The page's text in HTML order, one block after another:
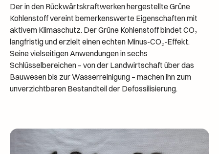
Der in den Rückwärtskraftwerken hergestellte Grüne
Kohlenstoff vereint bemerkenswerte Eigenschaften mit
aktivem Klimaschutz. Der Grüne Kohlenstoff bindet CO₂
langfristig und erzielt einen echten Minus-CO₂-Effekt.
Seine vielseitigen Anwendungen in sechs
Schlüsselbereichen – von der Landwirtschaft über das
Bauwesen bis zur Wasserreinigung – machen ihn zum
unverzichtbaren Bestandteil der Defossilisierung.